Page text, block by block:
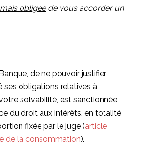
obligéede vous accorder un
de ne pouvoir justifier
ses obligations relatives à
solvabilité, est sanctionnée
du droit aux intérêts, en totalité
fixée par le juge (article
de la consommation).